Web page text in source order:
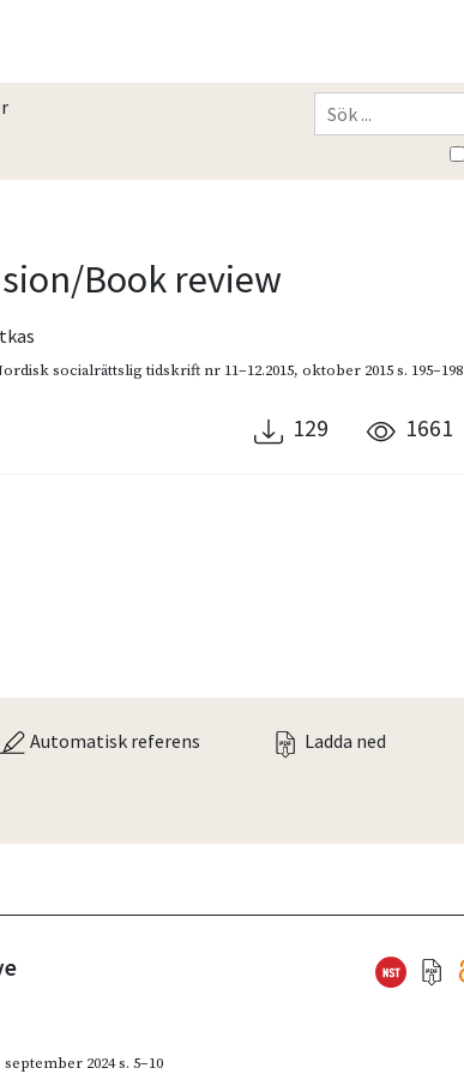
Book review
socialrättslig tidskrift nr 11–12.2015,oktober 2015s. 195–198
129 1661
Automatisk referens Ladda ned
september 2024s. 5–10